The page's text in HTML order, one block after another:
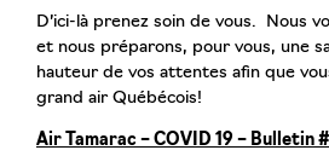
D’ici-là prenez soin de vous. Nous
et nous préparons, pour vous, une
hauteur de vos attentes afin que
grand air Québécois!
Air Tamarac – COVID 19 – Bulletin